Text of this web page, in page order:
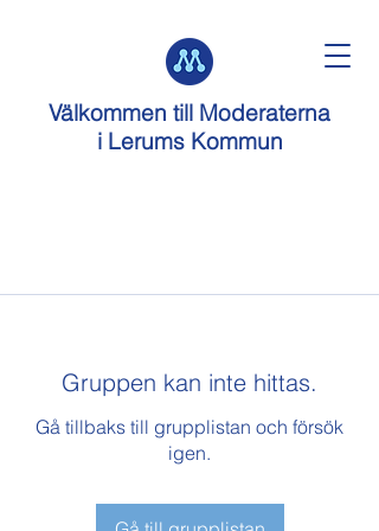
Välkommen till Moderaterna
i Lerums Kommun
Gruppen kan inte hittas.
Gå tillbaks till grupplistan och försök
igen.